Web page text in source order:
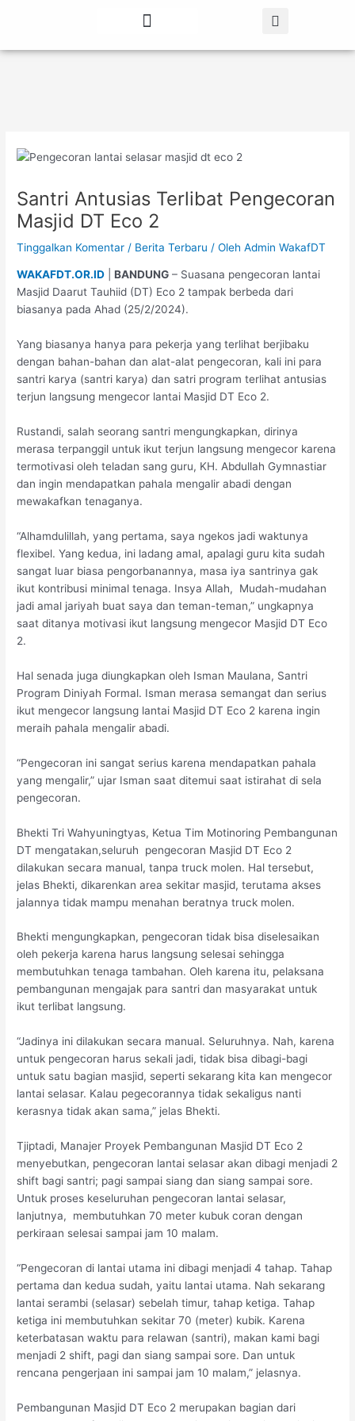
Santri Antusias Terlibat Pengecoran
Masjid DT Eco 2
Tinggalkan Komentar / Berita Terbaru / OlehAdmin WakafDT
WAKAFDT.OR.ID |BANDUNG – Suasana pengecoran lantai
Masjid Daarut Tauhiid (DT) Eco 2 tampak berbeda dari
biasanya pada Ahad (25/2/2024).
Yang biasanya hanya para pekerja yang terlihat berjibaku
dengan bahan-bahan dan alat-alat pengecoran, kali ini para
santri karya (santri karya) dan satri program terlihat antusias
terjun langsung mengecor lantai Masjid DT Eco 2.
Rustandi, salah seorang santri mengungkapkan, dirinya
merasa terpanggil untuk ikut terjun langsung mengecor karena
termotivasi oleh teladan sang guru, KH. Abdullah Gymnastiar
dan ingin mendapatkan pahala mengalir abadi dengan
mewakafkan tenaganya.
“Alhamdulillah, yang pertama, saya ngekos jadi waktunya
flexibel. Yang kedua, ini ladang amal, apalagi guru kita sudah
sangat luar biasa pengorbanannya, masa iya santrinya gak
ikut kontribusi minimal tenaga. Insya Allah, Mudah-mudahan
jadi amal jariyah buat saya dan teman-teman,” ungkapnya
saat ditanya motivasi ikut langsung mengecor Masjid DT Eco
2.
Hal senada juga diungkapkan oleh Isman Maulana, Santri
Program Diniyah Formal. Isman merasa semangat dan serius
ikut mengecor langsung lantai Masjid DT Eco 2 karena ingin
meraih pahala mengalir abadi.
“Pengecoran ini sangat serius karena mendapatkan pahala
yang mengalir,” ujar Isman saat ditemui saat istirahat di sela
pengecoran.
Bhekti Tri Wahyuningtyas, Ketua Tim Motinoring Pembangunan
DT mengatakan,seluruh pengecoran Masjid DT Eco 2
dilakukan secara manual, tanpa truck molen. Hal tersebut,
jelas Bhekti, dikarenkan area sekitar masjid, terutama akses
jalannya tidak mampu menahan beratnya truck molen.
Bhekti mengungkapkan, pengecoran tidak bisa diselesaikan
oleh pekerja karena harus langsung selesai sehingga
membutuhkan tenaga tambahan. Oleh karena itu, pelaksana
pembangunan mengajak para santri dan masyarakat untuk
ikut terlibat langsung.
“Jadinya ini dilakukan secara manual. Seluruhnya. Nah, karena
untuk pengecoran harus sekali jadi, tidak bisa dibagi-bagi
untuk satu bagian masjid, seperti sekarang kita kan mengecor
lantai selasar. Kalau pegecorannya tidak sekaligus nanti
kerasnya tidak akan sama,” jelas Bhekti.
Tjiptadi, Manajer Proyek Pembangunan Masjid DT Eco 2
menyebutkan, pengecoran lantai selasar akan dibagi menjadi 2
shift bagi santri; pagi sampai siang dan siang sampai sore.
Untuk proses keseluruhan pengecoran lantai selasar,
lanjutnya, membutuhkan 70 meter kubuk coran dengan
perkiraan selesai sampai jam 10 malam.
“Pengecoran di lantai utama ini dibagi menjadi 4 tahap. Tahap
pertama dan kedua sudah, yaitu lantai utama. Nah sekarang
lantai serambi (selasar) sebelah timur, tahap ketiga. Tahap
ketiga ini membutuhkan sekitar 70 (meter) kubik. Karena
keterbatasan waktu para relawan (santri), makan kami bagi
menjadi 2 shift, pagi dan siang sampai sore. Dan untuk
rencana pengerjaan ini sampai jam 10 malam,” jelasnya.
Pembangunan Masjid DT Eco 2 merupakan bagian dari